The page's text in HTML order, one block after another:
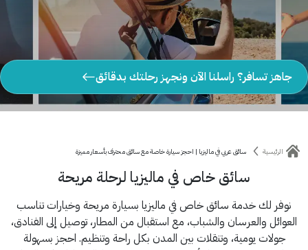
جاهز تسافر؟ راسلنا الآن ونجهز رحلتك بدقائق
الرئيسية سائق عربي في ماليزيا | احجز سيارة خاصة مع سائق محترف بأسعار مميزة
سائق خاص في ماليزيا لرحلة مريحة
نوفر لك خدمة سائق خاص في ماليزيا بسيارة مريحة وخيارات تناسب
العوائل والعرسان والشباب، مع استقبال من المطار، توصيل إلى الفنادق،
جولات يومية، وتنقلات بين المدن بكل راحة وتنظيم. احجز بسهولة